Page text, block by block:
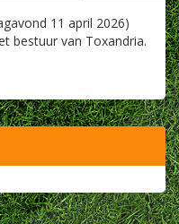
11 april 2026)
bestuur van Toxandria.